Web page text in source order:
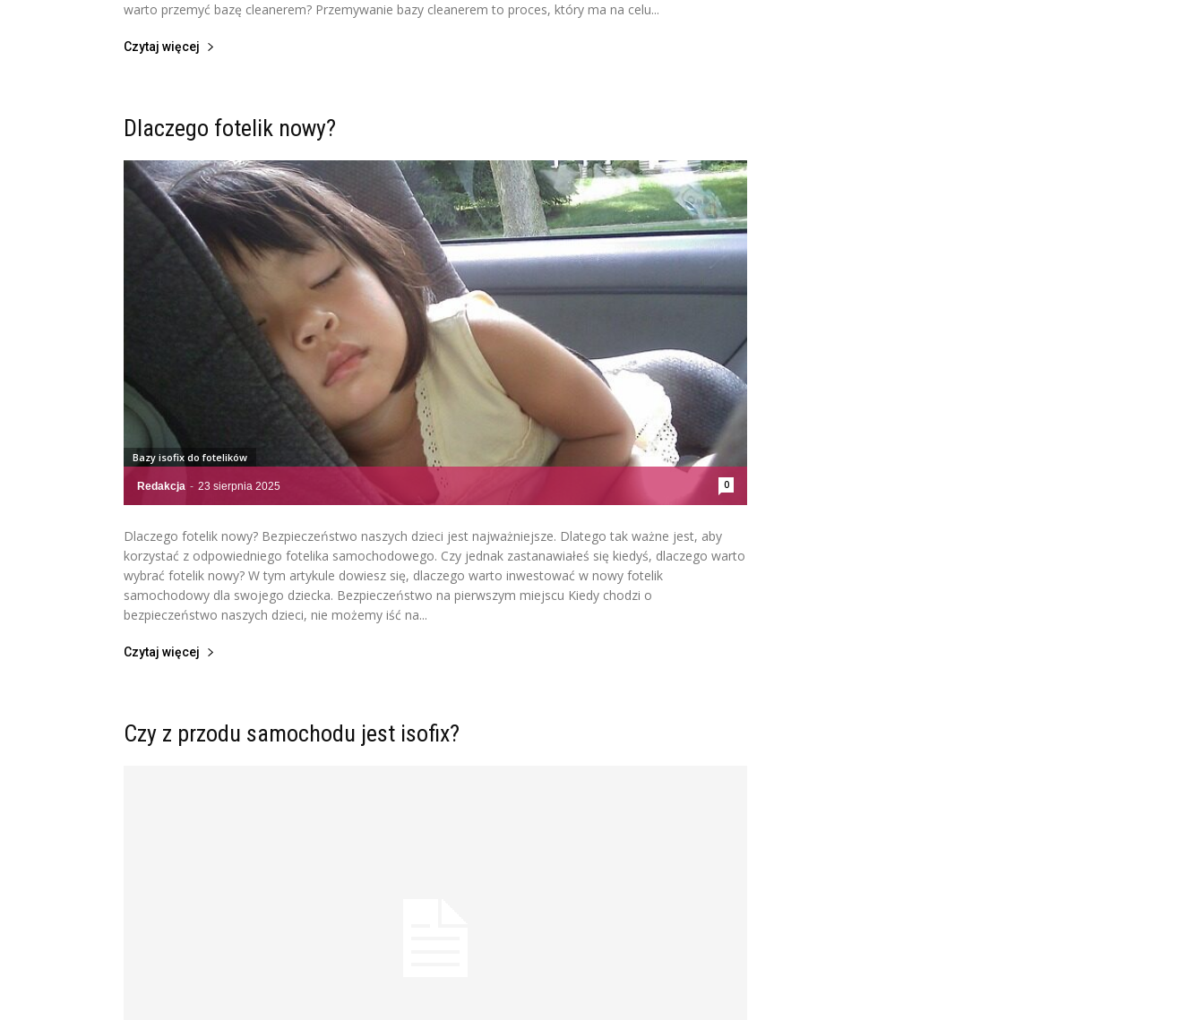
warto przemyć bazę cleanerem? Przemywanie bazy cleanerem to proces, który ma na celu...
Czytaj więcej
Dlaczego fotelik nowy?
Redakcja - 23 sierpnia 2025 0
Bazy isofix do fotelików
Dlaczego fotelik nowy? Bezpieczeństwo naszych dzieci jest najważniejsze. Dlatego tak ważne jest, aby
korzystać z odpowiedniego fotelika samochodowego. Czy jednak zastanawiałeś się kiedyś, dlaczego warto
wybrać fotelik nowy? W tym artykule dowiesz się, dlaczego warto inwestować w nowy fotelik
samochodowy dla swojego dziecka. Bezpieczeństwo na pierwszym miejscu Kiedy chodzi o
bezpieczeństwo naszych dzieci, nie możemy iść na...
Czytaj więcej
Czy z przodu samochodu jest isofix?